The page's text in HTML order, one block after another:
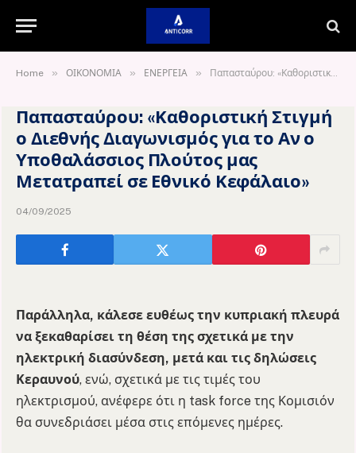
Home » ΟΙΚΟΝΟΜΙΑ » ΕΝΕΡΓΕΙΑ » Παπασταύρου: «Καθοριστική Στιγμή ο Διεθνής Διαγωνισμός για το Αν ο Υποθαλάσσιος Πλούτος μας Μετατραπεί σε Εθνικό Κεφάλαιο»
Παπασταύρου: «Καθοριστική Στιγμή
ο Διεθνής Διαγωνισμός για το Αν ο
Υποθαλάσσιος Πλούτος μας
Μετατραπεί σε Εθνικό Κεφάλαιο»
04/09/2025
Παράλληλα, κάλεσε ευθέως την κυπριακή πλευρά
να ξεκαθαρίσει τη θέση της σχετικά με την
ηλεκτρική διασύνδεση, μετά και τις δηλώσεις
Κεραυνού, ενώ, σχετικά με τις τιμές του
ηλεκτρισμού, ανέφερε ότι η task force της Κομισιόν
θα συνεδριάσει μέσα στις επόμενες ημέρες.